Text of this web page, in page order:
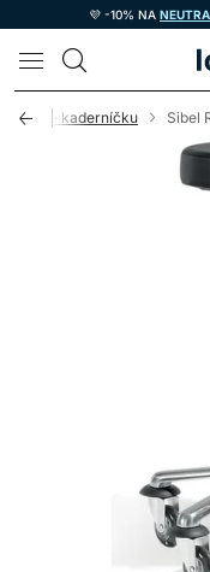
💜 -10% NA
pre kaderníčku Sibel